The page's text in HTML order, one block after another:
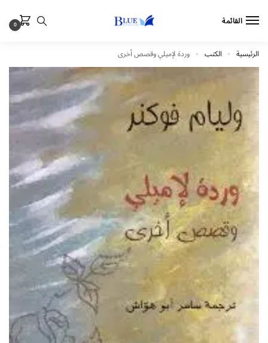
القائمة 0
الرئيسية » الكتب » وردة لإميلي وقصص أخرى